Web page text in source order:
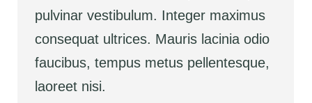
pulvinar vestibulum. Integer maximus
consequat ultrices. Mauris lacinia odio
faucibus, tempus metus pellentesque,
laoreet nisi.